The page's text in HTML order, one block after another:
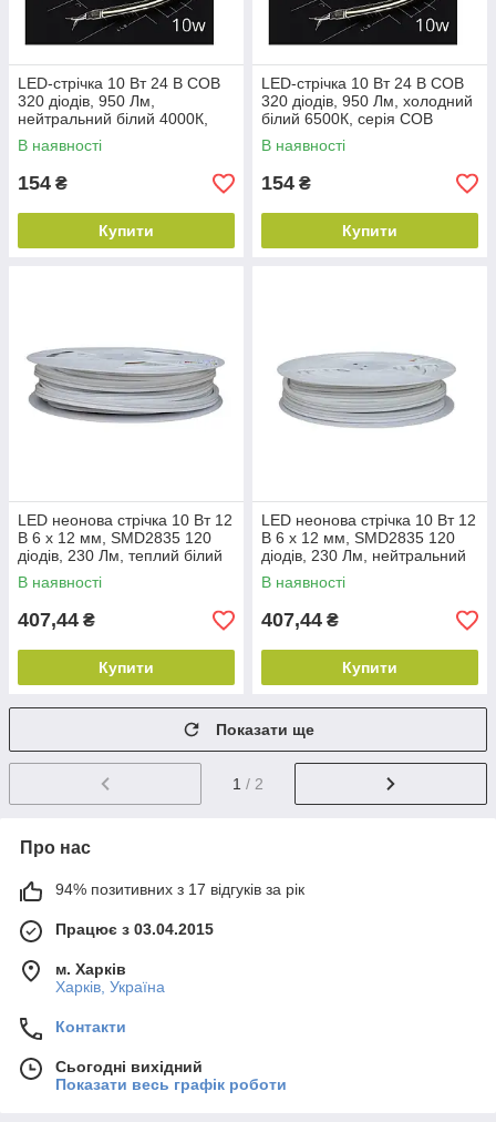
LED-стрічка 10 Вт 24 В COB
320 діодів, 950 Лм,
нейтральний білий 4000К,
серія COB Electro House by
Rishang
В наявності
154 ₴
Купити
LED-стрічка 10 Вт 24 В COB
320 діодів, 950 Лм, холодний
білий 6500К, серія COB
Electro House by Rishang
В наявності
154 ₴
Купити
LED неонова стрічка 10 Вт 12
В 6 х 12 мм, SMD2835 120
діодів, 230 Лм, теплий білий
3000 K, серія Neon Electro
House
В наявності
407,44 ₴
Купити
LED неонова стрічка 10 Вт 12
В 6 х 12 мм, SMD2835 120
діодів, 230 Лм, нейтральний
білий 4000К, серія Neon
Electro
В наявності
407,44 ₴
Купити
Показати ще
1 / 2
Про нас
94% позитивних з 17 відгуків за рік
Працює з 03.04.2015
м. Харків
Харків, Україна
Контакти
Сьогодні вихідний
Показати весь графік роботи